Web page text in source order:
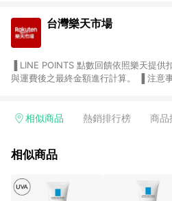
台灣樂天市場
與運費後之最終金額進行計算。 ▐ 注意事項 (1) 部分服務及店家
Smart mobile、神腦生活、JS巨盛、樂
台灣樂天市場，並在同一瀏覽器於24小
市場 45 天內完成訂單出貨及結帳，則不符合
使用APP、或中途瀏覽比價網、回饋網
相似商品 熱銷排行榜 商品
相似商品